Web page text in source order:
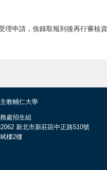
理申請，俟錄取報到後再行審核
教輔仁大學
處招生組
新北市新莊區中正路510號
樓2樓